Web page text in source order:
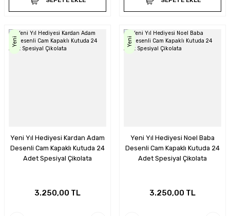
Yeni
Yeni Yıl Hediyesi Kardan Adam
Desenli Cam Kapaklı Kutuda 24
Adet Spesiyal Çikolata
3.250,00 TL
Yeni
Yeni Yıl Hediyesi Noel Baba
Desenli Cam Kapaklı Kutuda 24
Adet Spesiyal Çikolata
3.250,00 TL